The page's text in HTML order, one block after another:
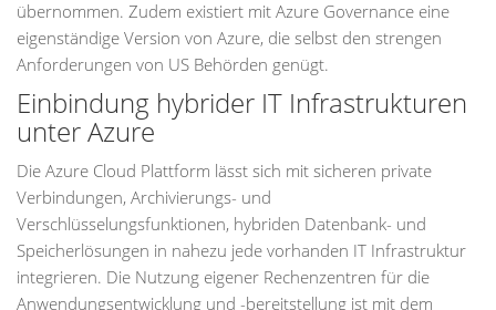
übernommen. Zudem existiert mit Azure Governance eine
eigenständige Version von Azure, die selbst den strengen
Anforderungen von US Behörden genügt.
Einbindung hybrider IT Infrastrukturen
unter Azure
Die Azure Cloud Plattform lässt sich mit sicheren private
Verbindungen, Archivierungs- und
Verschlüsselungsfunktionen, hybriden Datenbank- und
Speicherlösungen in nahezu jede vorhanden IT Infrastruktur
integrieren. Die Nutzung eigener Rechenzentren für die
Anwendungsentwicklung und -bereitstellung ist mit dem